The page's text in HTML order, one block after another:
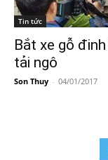
Tin tức
Bắt xe gỗ
tải ngô
Son Thuy - 04/01/2017